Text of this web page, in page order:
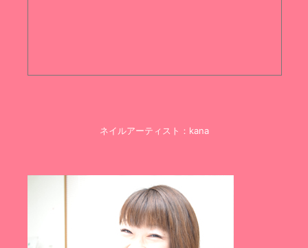
ネイルアーティスト：kana